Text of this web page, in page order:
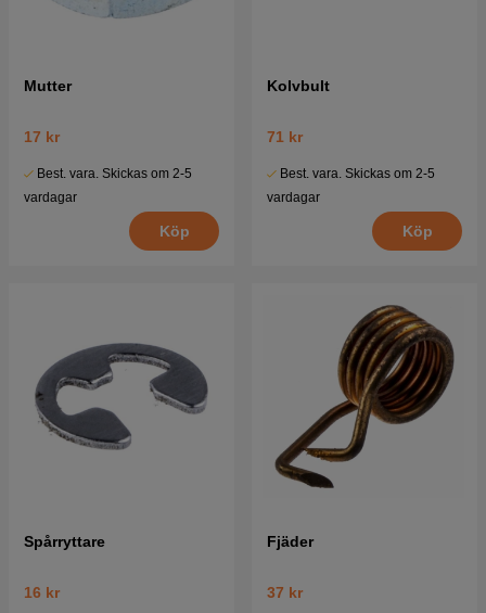
Mutter
17 kr
Best. vara. Skickas om 2-5
vardagar
Köp
Kolvbult
71 kr
Best. vara. Skickas om 2-5
vardagar
Köp
Spårryttare
16 kr
Fjäder
37 kr